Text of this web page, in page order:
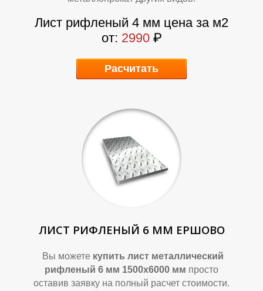
А
Лист рифленый 4 мм цена за м2
от: 2990 ₽
Расчитать
ЛИСТ РИФЛЕНЫЙ 6 ММ ЕРШОВО
Вы можете купить лист металлический
рифленый 6 мм 1500х6000 мм просто
оставив заявку на полный расчет стоимости.
А